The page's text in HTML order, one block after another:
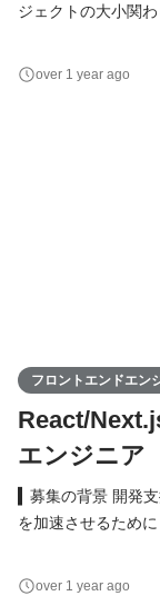
ジェクトの大小関
離は近く、コミュ
over 1 year ago
フロントエンドエン
React/
エンジニア
▍募集の背景 開発
を加速させるため
強い方を募集しています。 また、チームではAI
over 1 year ago